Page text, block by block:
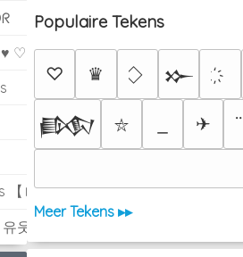
♥ ♡
【►】
웃
Populaire Tekens
♡ ♛ 𒁍
𒁃 ⛥ ✈
Meer Tekens ▸▸